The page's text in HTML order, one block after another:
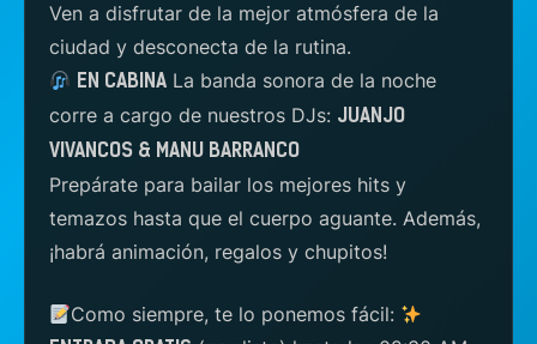
Ven a disfrutar de la mejor atmósfera de la
ciudad y desconecta de la rutina.
EN CABINA La banda sonora de la noche
corre a cargo de nuestros DJs: JUANJO
VIVANCOS & MANU BARRANCO
Prepárate para bailar los mejores hits y
temazos hasta que el cuerpo aguante. Además,
¡habrá animación, regalos y chupitos!
Como siempre, te lo ponemos fácil: